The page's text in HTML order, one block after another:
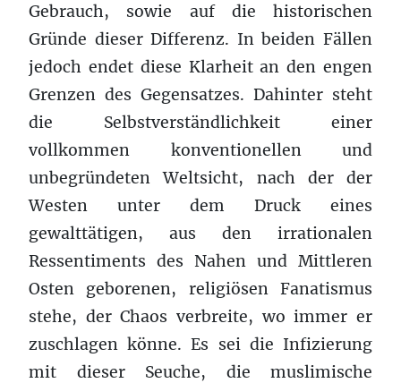
Gebrauch, sowie auf die historischen
Gründe dieser Differenz. In beiden Fällen
jedoch endet diese Klarheit an den engen
Grenzen des Gegensatzes. Dahinter steht
die Selbstverständlichkeit einer
vollkommen konventionellen und
unbegründeten Weltsicht, nach der der
Westen unter dem Druck eines
gewalttätigen, aus den irrationalen
Ressentiments des Nahen und Mittleren
Osten geborenen, religiösen Fanatismus
stehe, der Chaos verbreite, wo immer er
zuschlagen könne. Es sei die Infizierung
mit dieser Seuche, die muslimische